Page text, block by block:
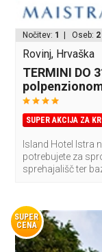
Nočitev: 1 | Oseb: 2
Rovinj, Hrvaška
TERMINI DO
SUPER AKCIJA ZA
Island Hotel Istra
potrebujete za
sprehajališč ter
SUPER
CENA